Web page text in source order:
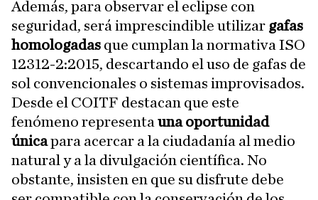
Además, para observar el eclipse con
seguridad, será imprescindible utilizar gafas
homologadas que cumplan la normativa ISO
12312-2:2015, descartando el uso de gafas de
sol convencionales o sistemas improvisados.
Desde el COITF destacan que este
fenómeno representa una oportunidad
únicapara acercar a la ciudadanía al medio
natural y a la divulgación científica. No
obstante, insisten en que su disfrute debe